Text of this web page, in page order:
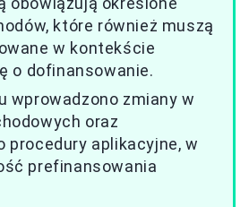
które również muszą
w kontekście
o dofinansowanie.
wprowadzono zmiany w
oraz
procedury aplikacyjne, w
prefinansowania